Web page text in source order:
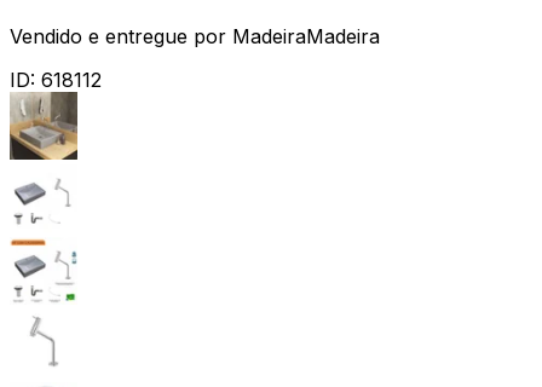
Vendido e entregue por MadeiraMadeira
ID: 618112